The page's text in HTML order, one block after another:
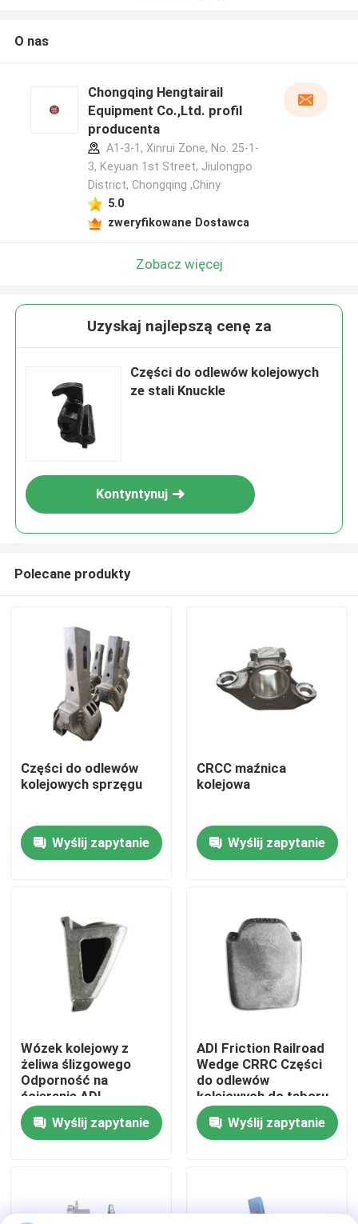
Do domu
O nas
Kontrola jakości
Skontaktuj się z nami
Nowości
Sprawy
Poproś o wycenę
O nas
Chongqing Hengtairail
Equipment Co.,Ltd. profil
producenta
A1-3-1, Xinrui Zone, No. 25-1-
3, Keyuan 1st Street, Jiulongpo
District, Chongqing ,Chiny
5.0
zweryfikowane Dostawca
Zobacz więcej
Uzyskaj najlepszą cenę za
Części do odlewów kolejowych
ze stali Knuckle
Kontyntynuj
Polecane produkty
Części do odlewów
kolejowych sprzęgu
Wyślij zapytanie
CRCC maźnica
kolejowa
Wyślij zapytanie
Wózek kolejowy z
żeliwa ślizgowego
Odporność na
ścieranie ADI
Odporność na wysokie
temperatury
Wyślij zapytanie
ADI Friction Railroad
Wedge CRRC Części
do odlewów
kolejowych do taboru
kolejowego
Wyślij zapytanie